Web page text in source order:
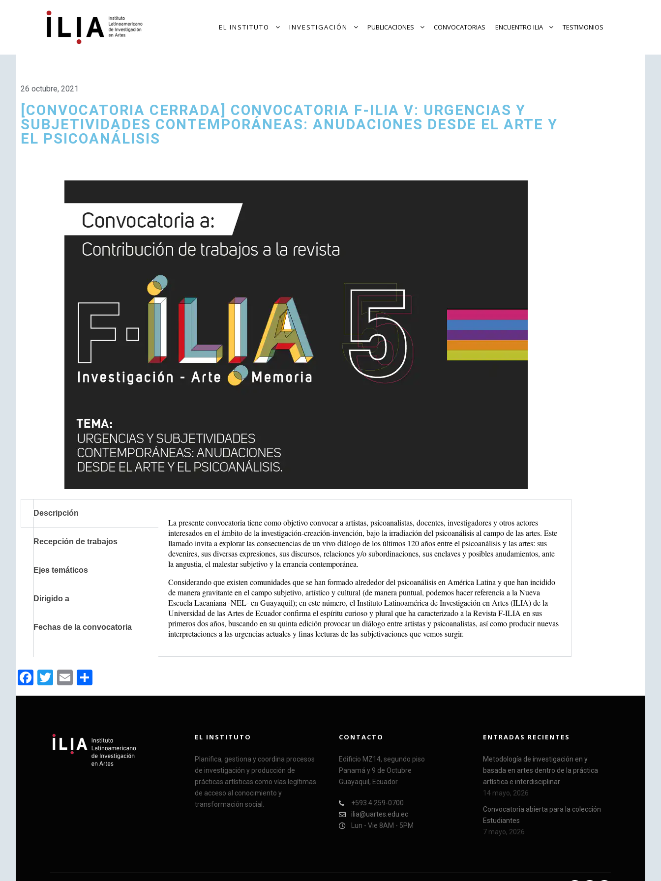
EL INSTITUTO INVESTIGACIÓN PUBLICACIONES CONVOCATORIAS ENCUENTRO ILIA TESTIMONIOS
26 octubre, 2021
[CONVOCATORIA CERRADA] CONVOCATORIA F-ILIA V: URGENCIAS Y
SUBJETIVIDADES CONTEMPORÁNEAS: ANUDACIONES DESDE EL ARTE Y
EL PSICOANÁLISIS
Descripción
Recepción de trabajos
Ejes temáticos
Dirigido a
Fechas de la convocatoria
La presente convocatoria tiene como objetivo convocar a artistas, psicoanalistas, docentes, investigadores y otros actores
interesados en el ámbito de la investigación-creación-invención, bajo la irradiación del psicoanálisis al campo de las artes. Este
llamado invita a explorar las consecuencias de un vivo diálogo de los últimos 120 años entre el psicoanálisis y las artes: sus
devenires, sus diversas expresiones, sus discursos, relaciones y/o subordinaciones, sus enclaves y posibles anudamientos, ante
la angustia, el malestar subjetivo y la errancia contemporánea.
Considerando que existen comunidades que se han formado alrededor del psicoanálisis en América Latina y que han incidido
de manera gravitante en el campo subjetivo, artístico y cultural (de manera puntual, podemos hacer referencia a la Nueva
Escuela Lacaniana -NEL- en Guayaquil); en este número, el Instituto Latinoamérica de Investigación en Artes (ILIA) de la
Universidad de las Artes de Ecuador confirma el espíritu curioso y plural que ha caracterizado a la Revista F-ILIA en sus
primeros dos años, buscando en su quinta edición provocar un diálogo entre artistas y psicoanalistas, así como producir nuevas
interpretaciones a las urgencias actuales y finas lecturas de las subjetivaciones que vemos surgir.
Facebook
Twitter
Email
EL INSTITUTO
Planifica, gestiona y coordina procesos
de investigación y producción de
prácticas artísticas como vías legítimas
de acceso al conocimiento y
transformación social.
CONTACTO
Edificio MZ14, segundo piso
Panamá y 9 de Octubre
Guayaquil, Ecuador
+593.4.259-0700
ilia@uartes.edu.ec
Lun - Vie 8AM - 5PM
ENTRADAS RECIENTES
Metodología de investigación en y
basada en artes dentro de la práctica
artística e interdisciplinar
14 mayo, 2026
Convocatoria abierta para la colección
Estudiantes
7 mayo, 2026